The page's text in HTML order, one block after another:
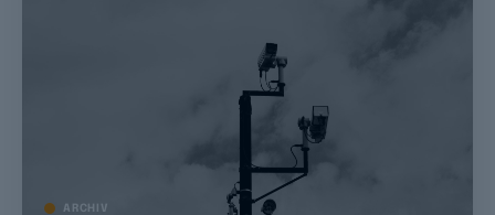
ARCHIV